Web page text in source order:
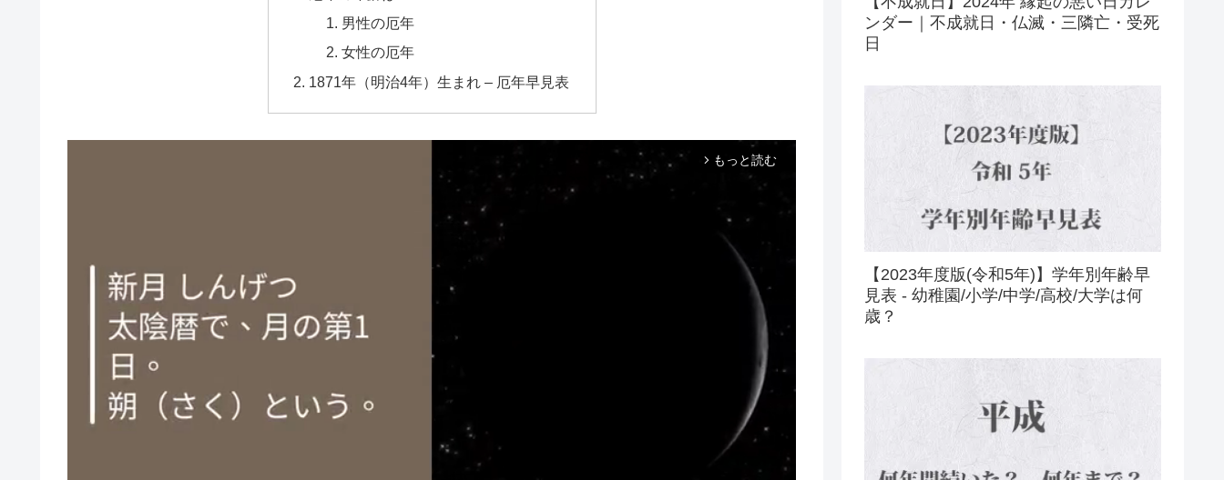
男性の厄年
女性の厄年
1871年（明治4年）生まれ – 厄年早見表
arrow_forward_ios もっと読む
ンダー｜不成就日・仏滅・三隣亡・受死
日
【2023年度版(令和5年)】学年別年齢早
見表 - 幼稚園/小学/中学/高校/大学は何
歳？